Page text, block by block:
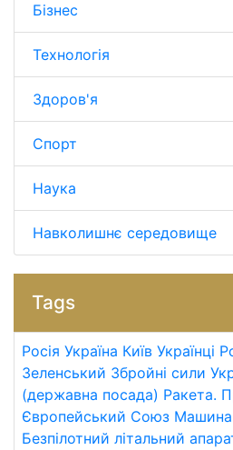
Бізнес
Технологія
Здоров'я
Спорт
Наука
Навколишнє середовище
Tags
Росія Україна Київ Українці
Зеленський Збройні сили
(державна посада) Ракета.
Європейський Союз
Безпілотний літальний